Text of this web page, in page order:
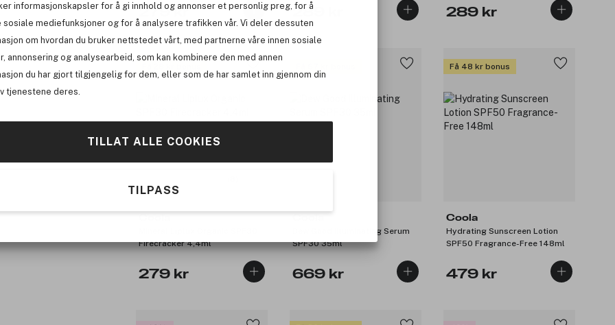
informasjonskapsler for å gi innhold og annonser et personlig preg, for å
sosiale mediefunksjoner og for å analysere trafikken vår. Vi deler dessuten
om hvordan du bruker nettstedet vårt, med partnerne våre innen sosiale
annonsering og analysearbeid, som kan kombinere den med annen
du har gjort tilgjengelig for dem, eller som de har samlet inn gjennom din
tjenestene deres.
TILLAT ALLE COOKIES
TILPASS
279 kr 289 kr 289 kr
Firecracker 4,4ml
279 kr
Dew Good Illuminating Serum
SPF30 35ml
669 kr
Få 48 kr bonus
Coola
Hydrating Sunscreen Lotion
SPF50 Fragrance-Free 148ml
479 kr